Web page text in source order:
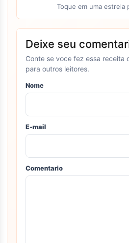
Toque em uma estrela
Deixe seu
Conte se voce fez essa receita
para outros leitores.
Nome
E-mail
Comentario